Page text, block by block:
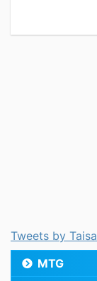
Tweets by
MTG